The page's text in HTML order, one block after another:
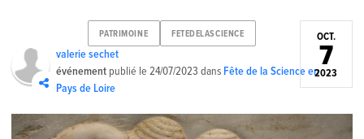
PATRIMOINE FETEDELASCIENCE
valerie sechet
événement publié le24/07/2023 dansFête de la Science en
Pays de Loire
OCT.
7
2023